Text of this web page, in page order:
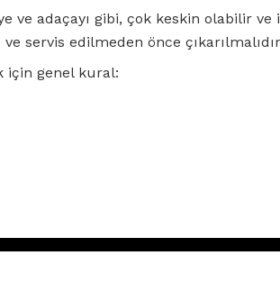
ve adaçayı gibi, çok keskin olabilir
servis edilmeden önce
için genel kural: